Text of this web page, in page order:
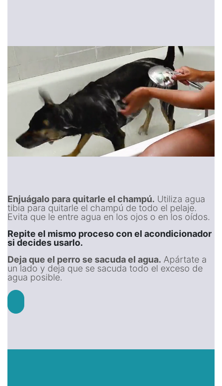
Enjuágalo para quitarle el champú. Utiliza agua
tibia para quitarle el champú de todo el pelaje.
Evita que le entre agua en los ojos o en los oídos.
Repite el mismo proceso con el acondicionador
si decides usarlo.
Deja que el perro se sacuda el agua. Apártate a
un lado y deja que se sacuda todo el exceso de
agua posible.